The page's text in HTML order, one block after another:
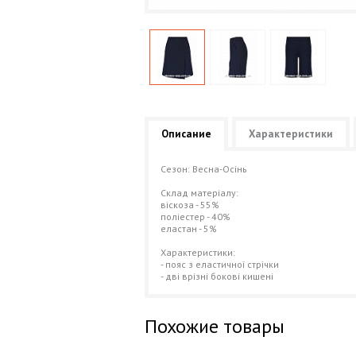
Описание Характеристики
Сезон: Весна-Осінь
Склад матеріалу:
віскоза - 55%
поліестер - 40%
еластан - 5%
Характеристики:
- пояс з еластичної стрічки
- дві врізні бокові кишені
Похожие товары